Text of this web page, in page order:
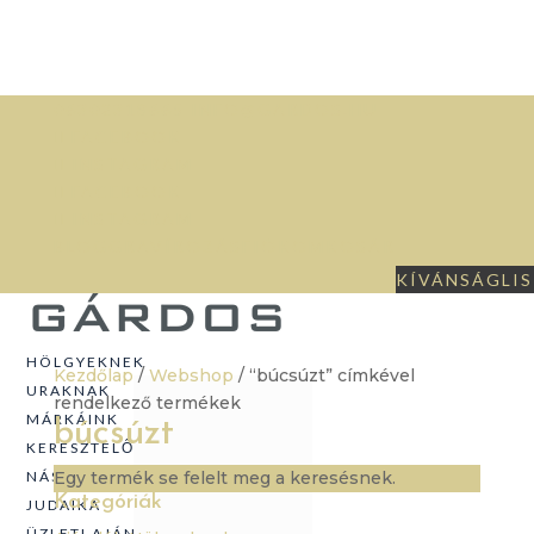
HÖLGYEKNEK
GYERTYATARTÓK
URAKNAK
TÁRGYAK
MÁRKÁINK
KERESZTELŐ
NÁSZAJÁNDÉK
JUDAIKA
Kezdőlap / Webshop / “búcsúzt” címkével
rendelkező termékek
búcsúzt
Egy termék se felelt meg a keresésnek.
Kategóriák